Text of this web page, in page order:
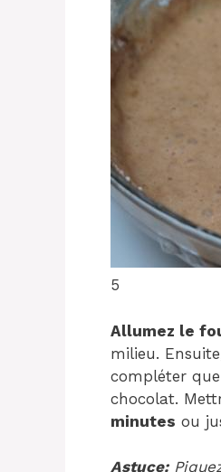
5
Allumez le
milieu.
compléter
chocolat.
minutes ou
Astuce: